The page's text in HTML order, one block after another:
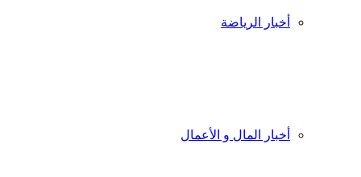
أخبار الرياضة
أخبار المال و الأعمال